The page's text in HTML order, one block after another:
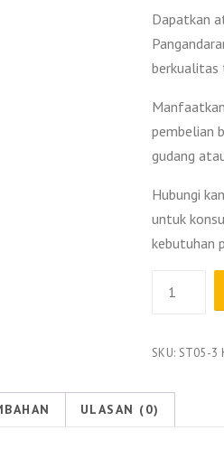
Dapatkan
berkualitas
pembelian
gudang
Hubungi
untuk
kebutuhan
Transparan
2026
SKU: ST05-3
ULASAN (0)